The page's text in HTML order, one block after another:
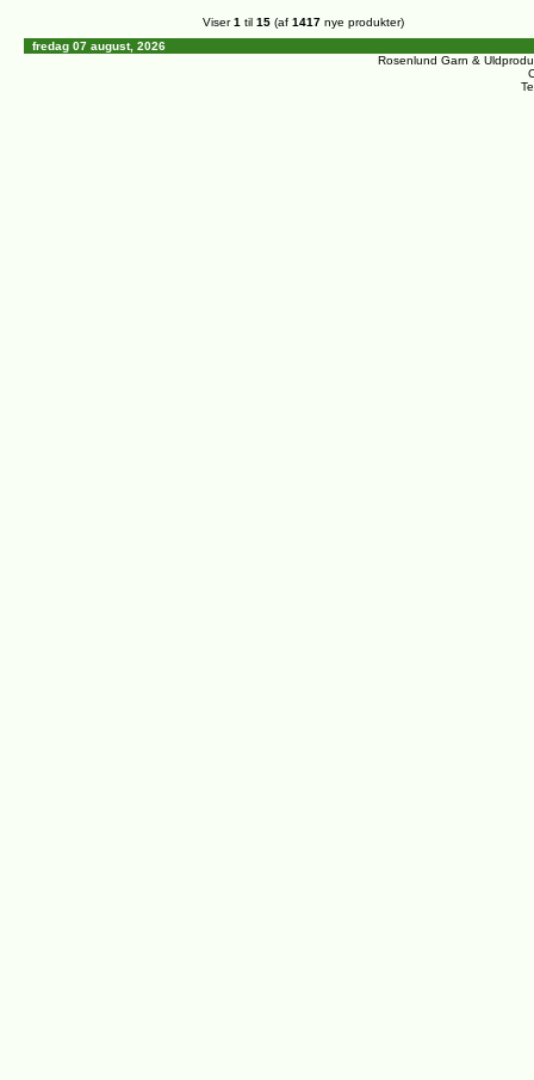
Viser1 til 15 (af 1417 nye produkter)
fredag 07 august, 2026
Rosenlund Garn &